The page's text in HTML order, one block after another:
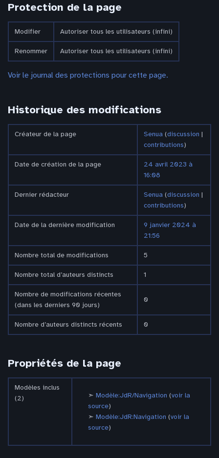
Protection de la page
Modifier Autoriser tous les utilisateurs (infini)
Renommer Autoriser tous les utilisateurs (infini)
Voir le journal des protections pour cette page.
Historique des modifications
Créateur de la page Senua (discussion |
contributions)
Date de création de la page
24 avril 2023 à
16:08
Dernier rédacteur Senua (discussion |
contributions)
Date de la dernière modification
9 janvier 2024 à
21:56
Nombre total de modifications 5
Nombre total d’auteurs distincts 1
Nombre de modifications récentes
(dans les derniers 90 jours)
0
Nombre d’auteurs distincts récents 0
Propriétés de la page
Modèles inclus
(2)
Modèle:JdR/Navigation (voir la
source)
Modèle:JdR:Navigation (voir la
source)